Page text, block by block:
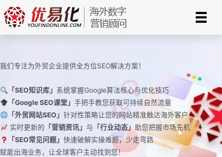
至
我们专注为外贸企业提供全方位SEO解决方案！
「SEO知识库」 系统掌握Google算法核心与优化技巧
「Google SEO课堂」 手把手教您获取可持续自然流量
「外贸网站SEO」 针对性策略让您的网站精准触达海外客户
实时更新的 「营销资讯」 与 「行业动态」 助您把握市场先机
「SEO常见问题」 快速破解实操难题，少走弯路
赋能出海业务，让全球客户主动找到您！